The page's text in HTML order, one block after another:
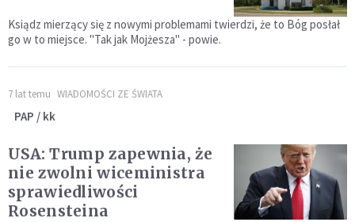
Ksiądz mierzący się z nowymi problemami twierdzi, że to Bóg posłał
go w to miejsce. "Tak jak Mojżesza" - powie.
7 lat temu WIADOMOŚCI ZE ŚWIATA
PAP / kk
USA: Trump zapewnia, że
nie zwolni wiceministra
sprawiedliwości
Rosensteina